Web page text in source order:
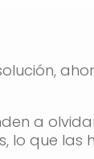
a
lo que las